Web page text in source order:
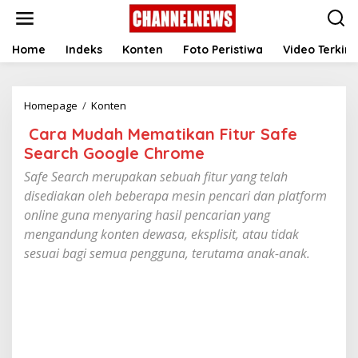
t
Home Indeks Konten Foto Peristiwa Video Terkini
Homepage / Konten
a
r
a
M
u
a
h
M
e
‎ Cara Mudah Mematikan Fitur Safe
Search Google Chrome
Safe Search merupakan sebuah fitur yang telah
disediakan oleh beberapa mesin pencari dan platform
online guna menyaring hasil pencarian yang
mengandung konten dewasa, eksplisit, atau tidak
sesuai bagi semua pengguna, terutama anak-anak.